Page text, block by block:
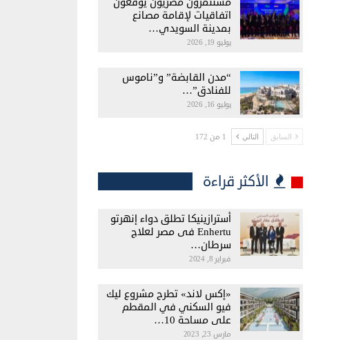
اتفاقيات لإقامة مصانع
بمدينة السويدي…
يوليو 19, 2026
“مدن القابضة” و”ناموس
للفنادق”…
يوليو 16, 2026
السابق التالي 1 من 172
الأكثر قراءة
أسترازينيكا تطلق دواء إنهرتو
Enhertu فى مصر لعلاج
سرطان…
فبراير 8, 2024
«إكس لاند» تطرح مشروع ليك
فيو السكني في المقطم
على مساحة 10…
مارس 23, 2023